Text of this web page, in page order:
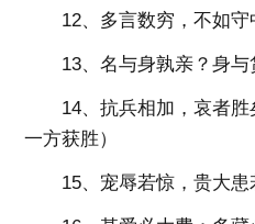
12、多言数穷，不如守
13、名与身孰亲？身与
14、抗兵相加，哀者胜
一方获胜）
15、宠辱若惊，贵大患